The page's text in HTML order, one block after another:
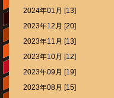
2024年01月 [13]
2023年12月 [20]
2023年11月 [13]
2023年10月 [12]
2023年09月 [19]
2023年08月 [15]